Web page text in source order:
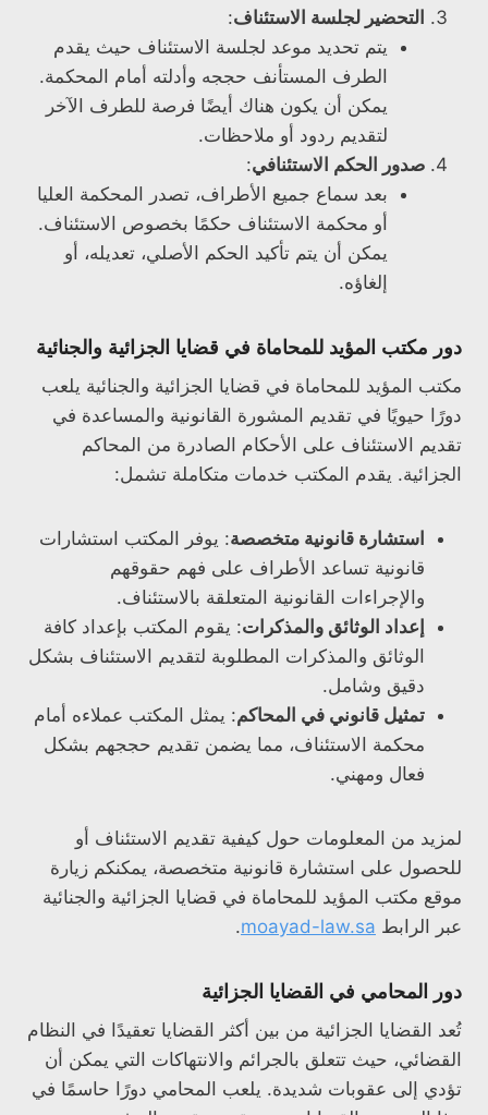
التحضير لجلسة الاستئناف:
يتم تحديد موعد لجلسة الاستئناف حيث يقدم
الطرف المستأنف حججه وأدلته أمام المحكمة.
يمكن أن يكون هناك أيضًا فرصة للطرف الآخر
لتقديم ردود أو ملاحظات.
صدور الحكم الاستئنافي:
بعد سماع جميع الأطراف، تصدر المحكمة العليا
أو محكمة الاستئناف حكمًا بخصوص الاستئناف.
يمكن أن يتم تأكيد الحكم الأصلي، تعديله، أو
إلغاؤه.
دور مكتب المؤيد للمحاماة في قضايا الجزائية والجنائية
مكتب المؤيد للمحاماة في قضايا الجزائية والجنائية يلعب
دورًا حيويًا في تقديم المشورة القانونية والمساعدة في
تقديم الاستئناف على الأحكام الصادرة من المحاكم
الجزائية. يقدم المكتب خدمات متكاملة تشمل:
استشارة قانونية متخصصة: يوفر المكتب استشارات
قانونية تساعد الأطراف على فهم حقوقهم
والإجراءات القانونية المتعلقة بالاستئناف.
إعداد الوثائق والمذكرات: يقوم المكتب بإعداد كافة
الوثائق والمذكرات المطلوبة لتقديم الاستئناف بشكل
دقيق وشامل.
تمثيل قانوني في المحاكم: يمثل المكتب عملاءه أمام
محكمة الاستئناف، مما يضمن تقديم حججهم بشكل
فعال ومهني.
لمزيد من المعلومات حول كيفية تقديم الاستئناف أو
للحصول على استشارة قانونية متخصصة، يمكنكم زيارة
موقع مكتب المؤيد للمحاماة في قضايا الجزائية والجنائية
عبر الرابط moayad-law.sa
.
دور المحامي في القضايا الجزائية
تُعد القضايا الجزائية من بين أكثر القضايا تعقيدًا في النظام
القضائي، حيث تتعلق بالجرائم والانتهاكات التي يمكن أن
تؤدي إلى عقوبات شديدة. يلعب المحامي دورًا حاسمًا في